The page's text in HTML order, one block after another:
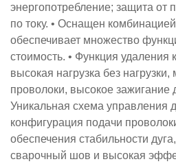
энергопотребление; защита от
по току. • Оснащен
обеспечивает множество
стоимость. • Функция удаления
высокая нагрузка без
проволоки, высокое зажигание
Уникальная схема управления
конфигурация подачи
обеспечения стабильности
сварочный шов и высокая